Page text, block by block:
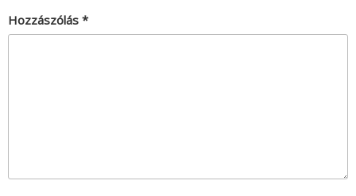
Hozzászólás *